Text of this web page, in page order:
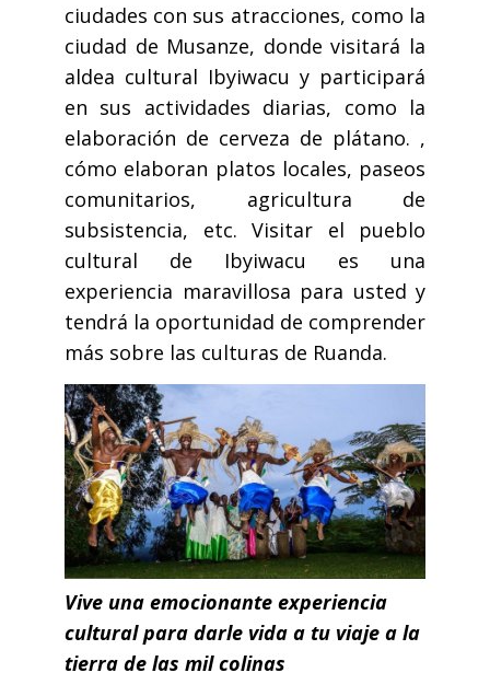
ciudades con sus atracciones, como la
ciudad de Musanze, donde visitará la
aldea cultural Ibyiwacu y participará
en sus actividades diarias, como la
elaboración de cerveza de plátano. ,
cómo elaboran platos locales, paseos
comunitarios, agricultura de
subsistencia, etc. Visitar el pueblo
cultural de Ibyiwacu es una
experiencia maravillosa para usted y
tendrá la oportunidad de comprender
más sobre las culturas de Ruanda.
Vive una emocionante experiencia
cultural para darle vida a tu viaje a la
tierra de las mil colinas